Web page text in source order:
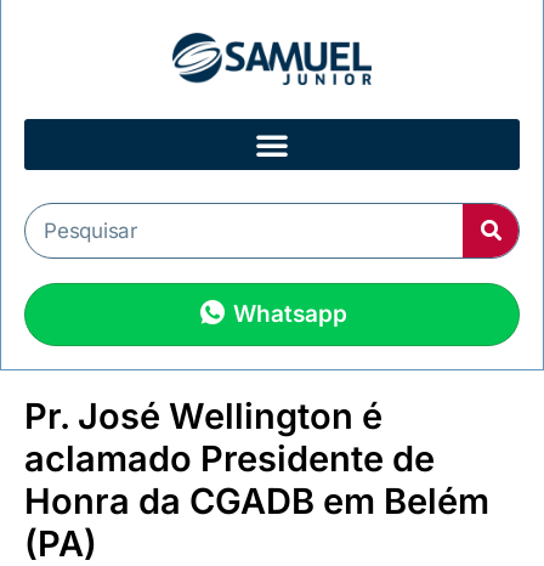
Whatsapp
Pr. José Wellington é
aclamado Presidente de
Honra da CGADB em Belém
(PA)